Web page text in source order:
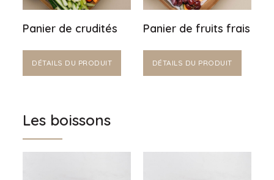
Panier de crudités
DÉTAILS DU PRODUIT
Panier de fruits frais
DÉTAILS DU PRODUIT
Les boissons